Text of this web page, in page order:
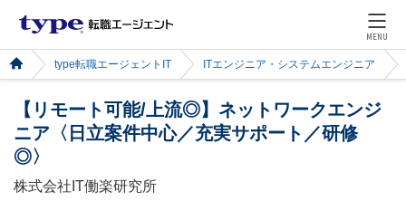
MENU
type転職エージェントIT ITエンジニア・システムエンジニア
【リモート可能/上流◎】ネットワークエンジ
ニア〈日立案件中心／充実サポート／研修
◎〉
株式会社IT働楽研究所